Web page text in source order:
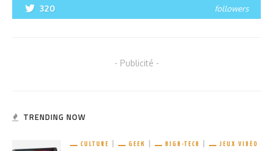
320 followers
- Publicité -
TRENDING NOW
CULTURE GEEK HIGH-TECH JEUX VIDÉO